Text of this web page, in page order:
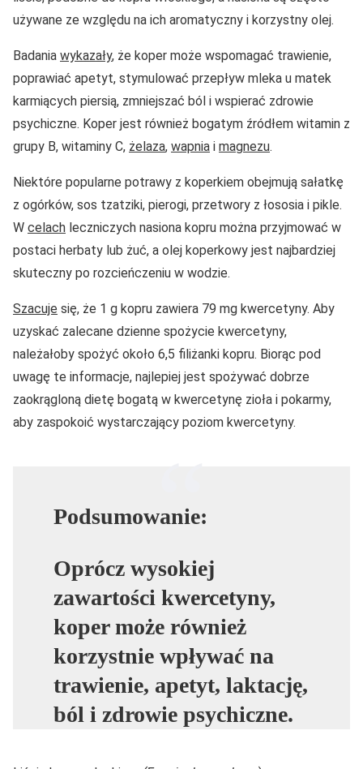
używane ze względu na ich aromatyczny i korzystny olej.
Badania wykazały, że koper może wspomagać trawienie,
poprawiać apetyt, stymulować przepływ mleka u matek
karmiących piersią, zmniejszać ból i wspierać zdrowie
psychiczne. Koper jest również bogatym źródłem witamin z
grupy B, witaminy C, żelaza, wapnia i magnezu.
Niektóre popularne potrawy z koperkiem obejmują sałatkę
z ogórków, sos tzatziki, pierogi, przetwory z łososia i pikle.
W celach leczniczych nasiona kopru można przyjmować w
postaci herbaty lub żuć, a olej koperkowy jest najbardziej
skuteczny po rozcieńczeniu w wodzie.
Szacuje się, że 1 g kopru zawiera 79 mg kwercetyny. Aby
uzyskać zalecane dzienne spożycie kwercetyny,
należałoby spożyć około 6,5 filiżanki kopru. Biorąc pod
uwagę te informacje, najlepiej jest spożywać dobrze
zaokrągloną dietę bogatą w kwercetynę zioła i pokarmy,
aby zaspokoić wystarczający poziom kwercetyny.
Podsumowanie:
Oprócz wysokiej
zawartości kwercetyny,
koper może również
korzystnie wpływać na
trawienie, apetyt, laktację,
ból i zdrowie psychiczne.